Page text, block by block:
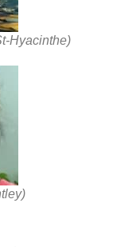
Hyacinthe)